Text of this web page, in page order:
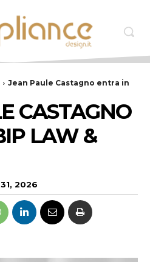
Jean Paule Castagno entra in
CASTAGNO
LAW &
31, 2026